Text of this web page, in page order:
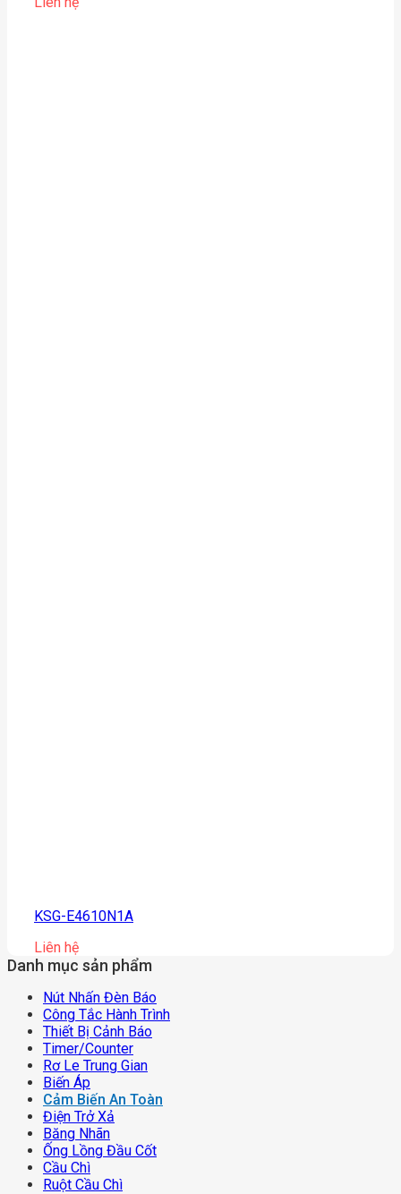
KSG-E4610N1A
Liên hệ
Danh mục sản phẩm
Nút Nhấn Đèn Báo
Công Tắc Hành Trình
Thiết Bị Cảnh Báo
Timer/counter
Rơ Le Trung Gian
Biến Áp
Cảm Biến An Toàn
Điện Trở Xả
Băng Nhãn
Ống Lồng Đầu Cốt
Cầu Chì
Ruột Cầu Chì